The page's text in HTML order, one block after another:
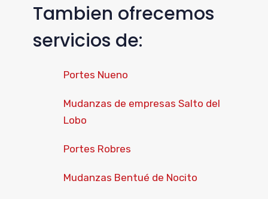
Tambien ofrecemos
servicios de:
Portes Nueno
Mudanzas de empresas Salto del
Lobo
Portes Robres
Mudanzas Bentué de Nocito